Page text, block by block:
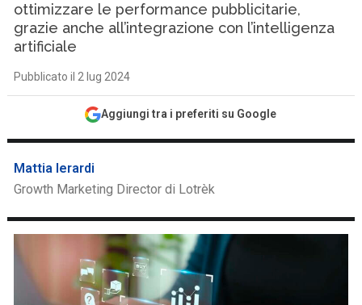
ottimizzare le performance pubblicitarie,
grazie anche all’integrazione con l’intelligenza
artificiale
Pubblicato il 2 lug 2024
Aggiungi tra i preferiti su Google
Mattia Ierardi
Growth Marketing Director di Lotrèk